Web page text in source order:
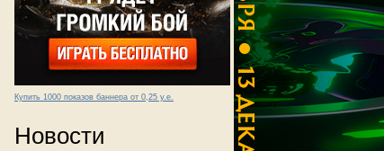
Купить 1000 показов баннера от 0,25 у.е.
Новости